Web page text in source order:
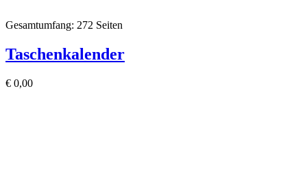
Gesamtumfang: 272 Seiten
Taschenkalender
€ 0,00